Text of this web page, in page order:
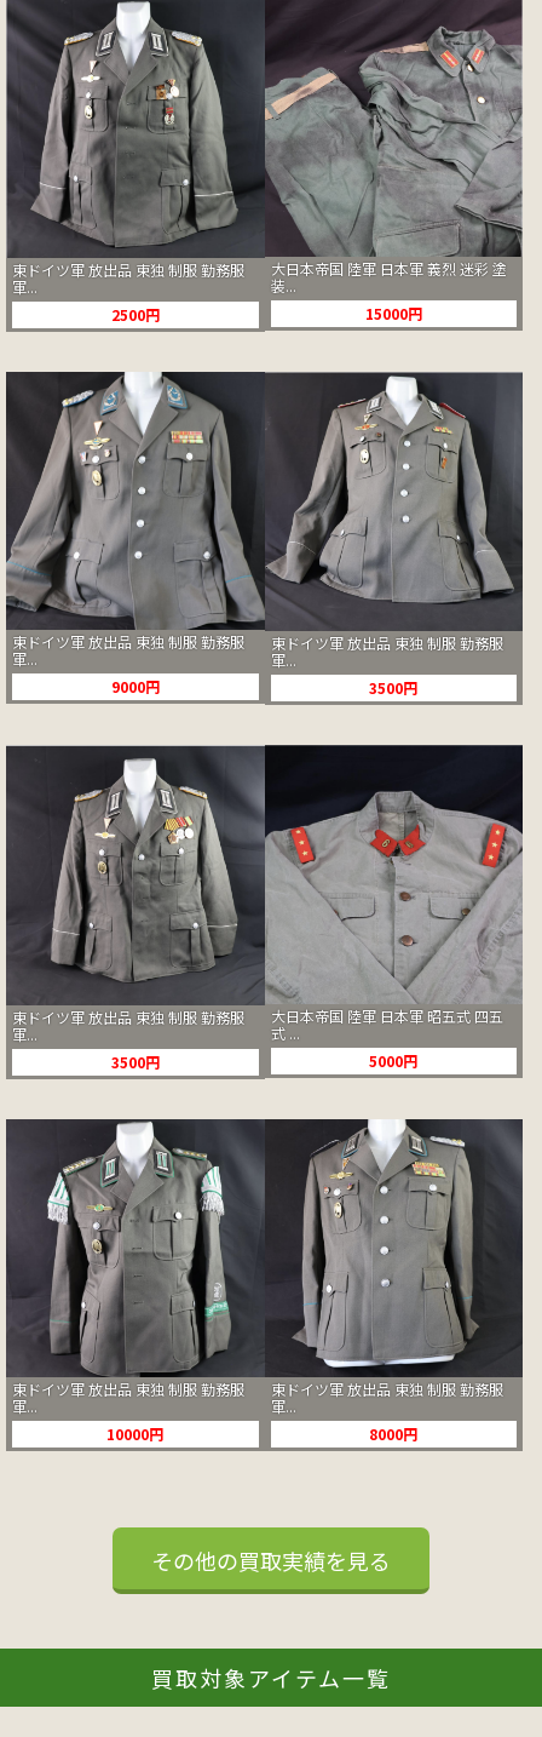
東ドイツ軍 放出品 東独 制服 勤務服
軍...
2500円
大日本帝国 陸軍 日本軍 義烈 迷彩 塗
装...
15000円
東ドイツ軍 放出品 東独 制服 勤務服
軍...
9000円
東ドイツ軍 放出品 東独 制服 勤務服
軍...
3500円
東ドイツ軍 放出品 東独 制服 勤務服
軍...
3500円
大日本帝国 陸軍 日本軍 昭五式 四五
式 ...
5000円
東ドイツ軍 放出品 東独 制服 勤務服
軍...
10000円
東ドイツ軍 放出品 東独 制服 勤務服
軍...
8000円
その他の買取実績を見る
買取対象アイテム一覧